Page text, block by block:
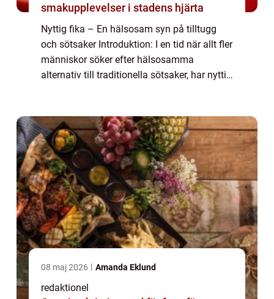
smakupplevelser i stadens hjärta
Nyttig fika – En hälsosam syn på tilltugg
och sötsaker Introduktion: I en tid när allt fler
människor söker efter hälsosamma
alternativ till traditionella sötsaker, har nyttig
08 maj 2026 Amanda Eklund
redaktionel